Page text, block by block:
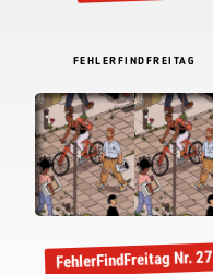
FEHLERFINDFREITAG
FehlerFindFreitag Nr. 27